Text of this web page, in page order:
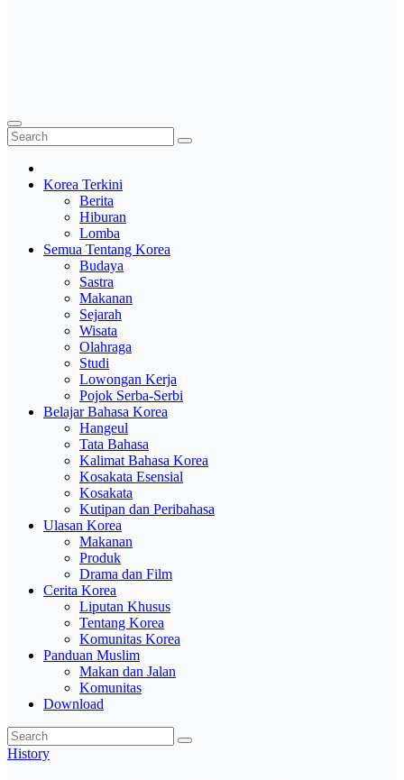
Korea Terkini
Berita
Hiburan
Lomba
Semua Tentang Korea
Budaya
Sastra
Makanan
Sejarah
Wisata
Olahraga
Studi
Lowongan Kerja
Pojok Serba-Serbi
Belajar Bahasa Korea
Hangeul
Tata Bahasa
Kalimat Bahasa Korea
Kosakata Esensial
Kosakata
Kutipan dan Peribahasa
Ulasan Korea
Makanan
Produk
Drama dan Film
Cerita Korea
Liputan Khusus
Tentang Korea
Komunitas Korea
Panduan Muslim
Makan dan Jalan
Komunitas
Download
History